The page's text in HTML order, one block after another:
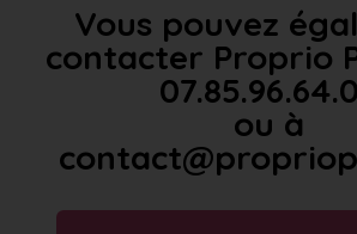
Vous pouvez
contacter Proprio
ou à